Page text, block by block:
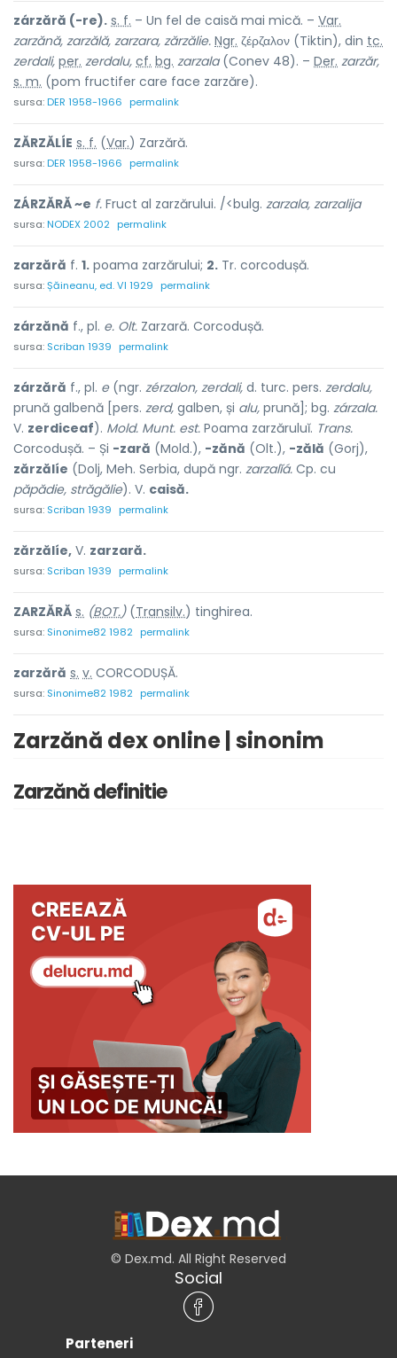
zárzără (-re). s. f. – Un fel de caisă mai mică. – Var.
zarzănă, zarzălă, zarzara, zărzălie. Ngr. ζέρζαλον (Tiktin), din tc.
zerdali, per. zerdalu, cf. bg. zarzala(Conev 48). – Der. zarzăr,
s. m. (pom fructifer care face zarzăre).
sursa:DER 1958-1966 permalink
ZĂRZĂLÍE s. f. (Var.) Zarzără.
sursa:DER 1958-1966 permalink
ZÁRZĂRĂ ~e f. Fruct al zarzărului. /<bulg. zarzala, zarzalija
sursa:NODEX 2002 permalink
zarzără f. 1. poama zarzărului; 2. Tr. corcodușă.
sursa:Șăineanu, ed. VI 1929 permalink
zárzănă f., pl. e. Olt. Zarzară. Corcodușă.
sursa: Scriban 1939 permalink
zárzără f., pl. e(ngr. zérzalon, zerdali, d. turc. pers. zerdalu,
prună galbenă [pers. zerd, galben, și alu, prună]; bg. zárzala.
V. zerdiceaf). Mold. Munt. est. Poama zarzăruluĭ. Trans.
Corcodușă. – Și -zară (Mold.), -zănă (Olt.), -zălă (Gorj),
zărzălíe (Dolj, Meh. Serbia, după ngr. zarzalĭá. Cp. cu
păpădie, străgălie). V. caisă.
sursa: Scriban 1939 permalink
zărzălíe, V. zarzară.
sursa: Scriban 1939 permalink
ZARZĂRĂ s. (BOT.)(Transilv.) tinghirea.
sursa: Sinonime82 1982 permalink
zarzără s. v. CORCODUȘĂ.
sursa: Sinonime82 1982 permalink
Zarzănă dex online | sinonim
Zarzănă definitie
© Dex.md. All Right Reserved
Social
Parteneri